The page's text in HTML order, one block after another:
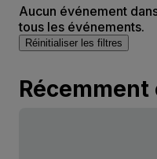
Aucun événement
tous les événements.
Réinitialiser les filtres